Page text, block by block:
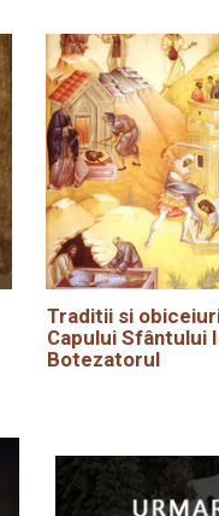
Traditii si
Capului Sfântului
Botezatorul